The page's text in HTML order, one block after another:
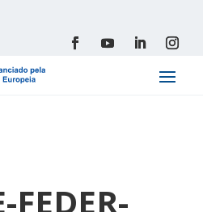
FEDER-